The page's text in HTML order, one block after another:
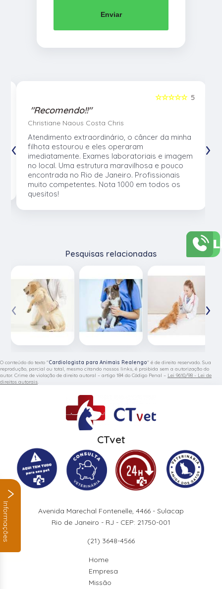
Enviar
5
☆☆☆☆☆
"Recomendo!!"
Christiane Naous Costa Chris
Atendimento extraordinário, o câncer da minha
filhota estourou e eles operaram
imediatamente. Exames laboratoriais e imagem
no local. Uma estrutura maravilhosa e pouco
encontrada no Rio de Janeiro. Profissionais
muito competentes. Nota 1000 em todos os
quesitos!
‹ ›
Pesquisas relacionadas
‹ ›
O conteúdo do texto "Cardiologista para Animais Realengo" é de direito reservado. Sua
reprodução, parcial ou total, mesmo citando nossos links, é proibida sem a autorização do
autor. Crime de violação de direito autoral – artigo 184 do Código Penal – Lei 9610/98 - Lei de
direitos autorais.
CTvet
Avenida Marechal Fontenelle, 4466 - Sulacap
Rio de Janeiro - RJ - CEP: 21750-001
(21) 3648-4566
Home
Empresa
Missão
Informações